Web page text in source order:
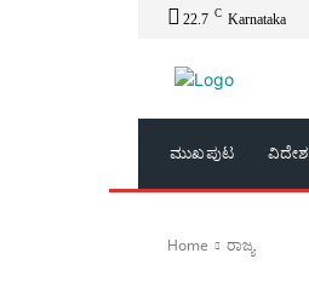
22.7 C Karnataka
ಮುಖಪುಟ ವಿದೇಶ
Home ರಾಜ್ಯ